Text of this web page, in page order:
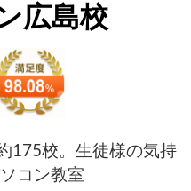
広島校
175校。生徒様の気持
コン教室